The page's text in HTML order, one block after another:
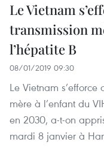
Le Vietnam
transmission
l’hépatite B
08/01/2019 09:30
Le Vietnam
mère à l’enfant du
en 2030, a-t-on
mardi 8 janvier à